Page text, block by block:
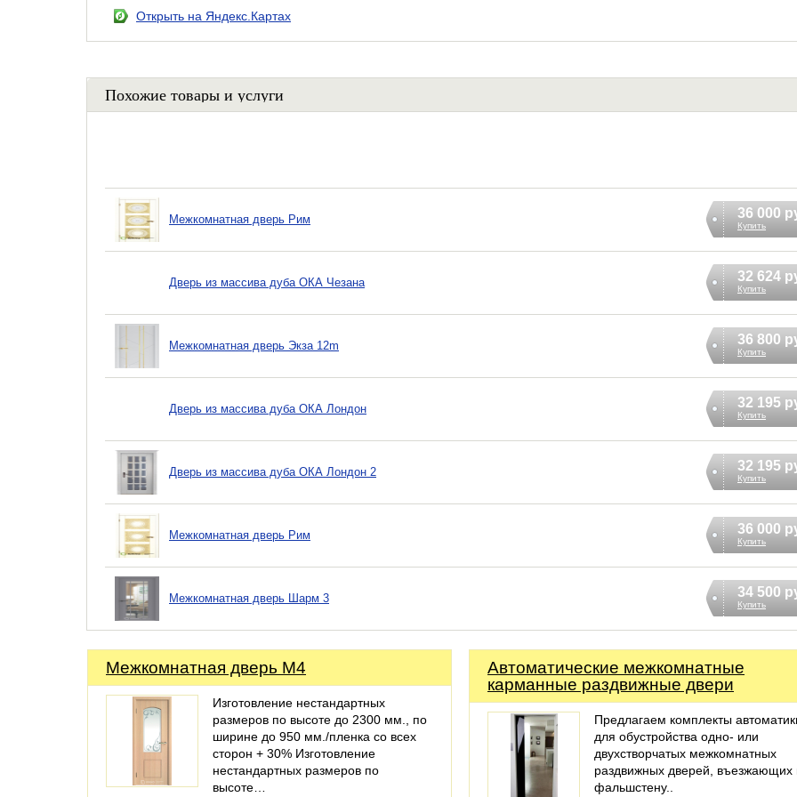
Открыть на Яндекс.Картах
Похожие товары и услуги
Межкомнатная дверь Рим 36 000
Купить
Дверь из массива дуба ОКА Чезана 32 624
Купить
Межкомнатная дверь Экзa 12m 36 800
Купить
Дверь из массива дуба ОКА Лондон 32 195
Купить
Дверь из массива дуба ОКА Лондон 2 32 195
Купить
Межкомнатная дверь Рим 36 000
Купить
Межкомнатная дверь Шарм 3 34 500
Купить
Межкомнатная дверь М4
Изготовление нестандартных
размеров по высоте до 2300 мм., по
ширине до 950 мм./пленка со всех
сторон + 30% Изготовление
нестандартных размеров по
высоте…
Автоматические межкомнатные
карманные раздвижные двери
Предлагаем комплекты
для обустройства одно- или
двухстворчатых межкомнатных
раздвижных дверей, въезжающих
фальшстену..